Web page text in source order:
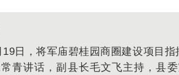
19日，将军庙碧桂园商圈建设项目
青讲话，副县长毛文飞主持，县